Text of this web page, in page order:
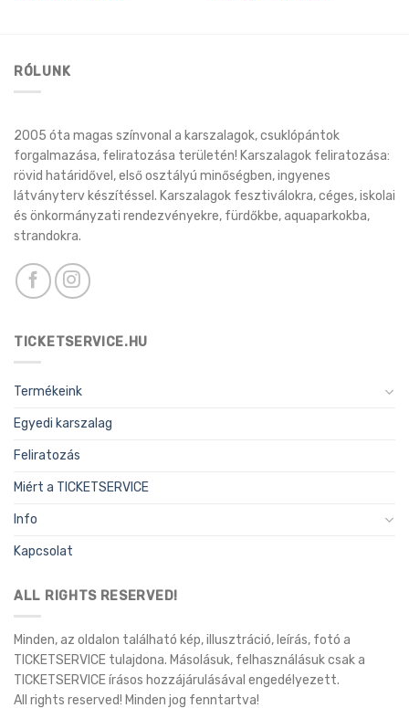
RÓLUNK
2005 óta magas színvonal a karszalagok, csuklópántok
forgalmazása, feliratozása területén! Karszalagok feliratozása:
rövid határidővel, első osztályú minőségben, ingyenes
látványterv készítéssel. Karszalagok fesztiválokra, céges, iskolai
és önkormányzati rendezvényekre, fürdőkbe, aquaparkokba,
strandokra.
TICKETSERVICE.HU
Termékeink
Egyedi karszalag
Feliratozás
Miért a TICKETSERVICE
Info
Kapcsolat
ALL RIGHTS RESERVED!
Minden, az oldalon található kép, illusztráció, leírás, fotó a
TICKETSERVICE tulajdona. Másolásuk, felhasználásuk csak a
TICKETSERVICE írásos hozzájárulásával engedélyezett.
All rights reserved! Minden jog fenntartva!